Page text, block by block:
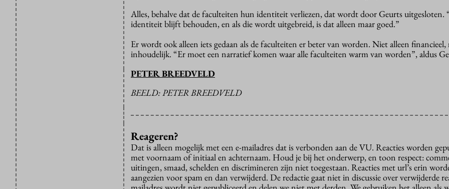
Alles, behalve dat de faculteiten hun identiteit verliezen, dat wordt door Geurts uitgesloten.
identiteit blijft behouden, en als die wordt uitgebreid, is dat alleen maar goed.”
Er wordt ook alleen iets gedaan als de faculteiten er beter van worden. Niet alleen financieel,
inhoudelijk. “Er moet een narratief komen waar alle faculteiten warm van worden”, aldus
PETER BREEDVELD
BEELD: PETER BREEDVELD
Reageren?
Dat is alleen mogelijk met een e-mailadres dat is verbonden aan de VU. Reacties worden
met voornaam of initiaal en achternaam. Houd je bij het onderwerp, en toon respect:
uitingen, smaad, schelden en discrimineren zijn niet toegestaan. Reacties met url’s erin
aangezien voor spam en dan verwijderd. De redactie gaat niet in discussie over verwijderde